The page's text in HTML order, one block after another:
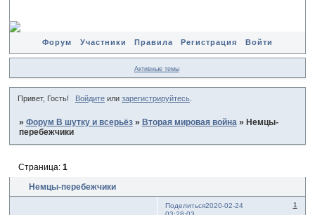
Форум Участники Правила Регистрация Войти
Активные темы
Привет, Гость! Войдитеили зарегистрируйтесь.
» Форум В шутку и всерьёз » Вторая мировая война » Немцы-
перебежчики
Немцы-перебежчики
Страница: 1
Поделиться 1
2020-02-24